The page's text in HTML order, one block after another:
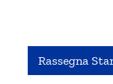
Rassegna